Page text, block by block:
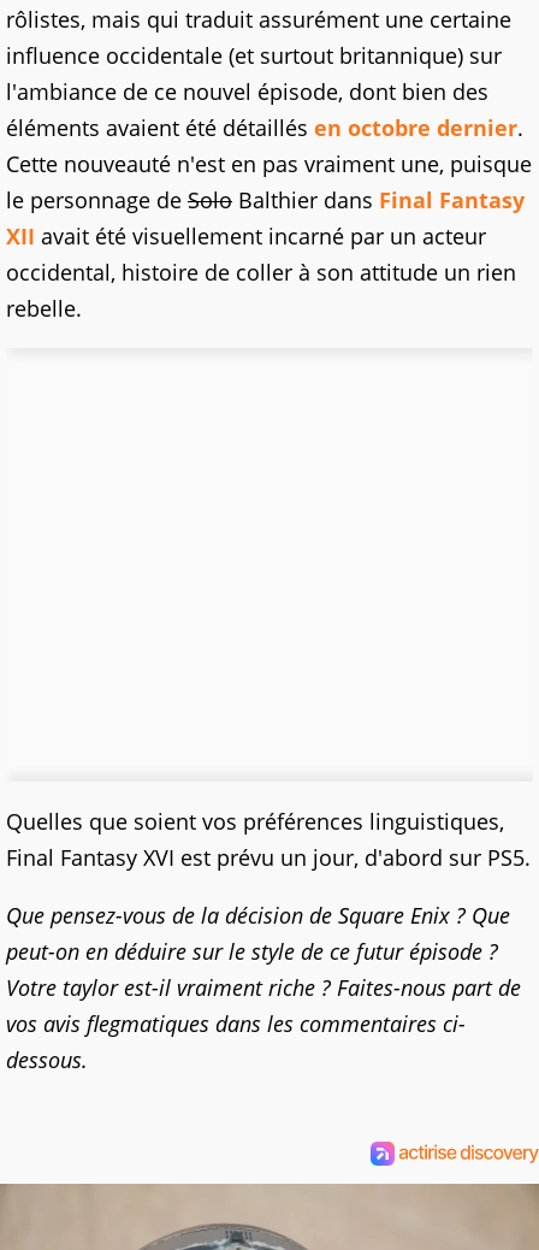
rôlistes, mais qui traduit assurément une certaine
influence occidentale (et surtout britannique) sur
l'ambiance de ce nouvel épisode, dont bien des
éléments avaient été détaillés en octobre dernier.
Cette nouveauté n'est en pas vraiment une, puisque
le personnage de Solo Balthier dans Final Fantasy
XII avait été visuellement incarné par un acteur
occidental, histoire de coller à son attitude un rien
rebelle.
Quelles que soient vos préférences linguistiques,
Final Fantasy XVI est prévu un jour, d'abord sur PS5.
Que pensez-vous de la décision de Square Enix ? Que
peut-on en déduire sur le style de ce futur épisode ?
Votre taylor est-il vraiment riche ? Faites-nous part de
vos avis flegmatiques dans les commentaires ci-
dessous.